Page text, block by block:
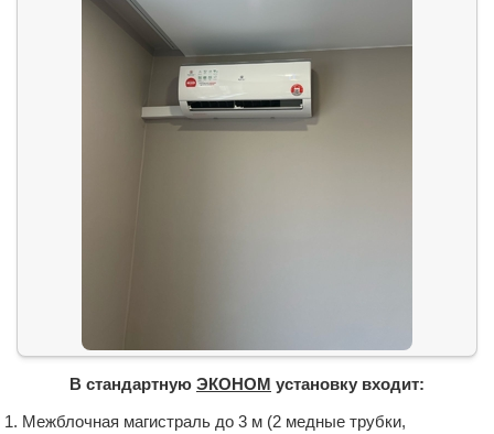
В стандартную ЭКОНОМ установку входит:
Межблочная магистраль до 3 м (2 медные трубки,